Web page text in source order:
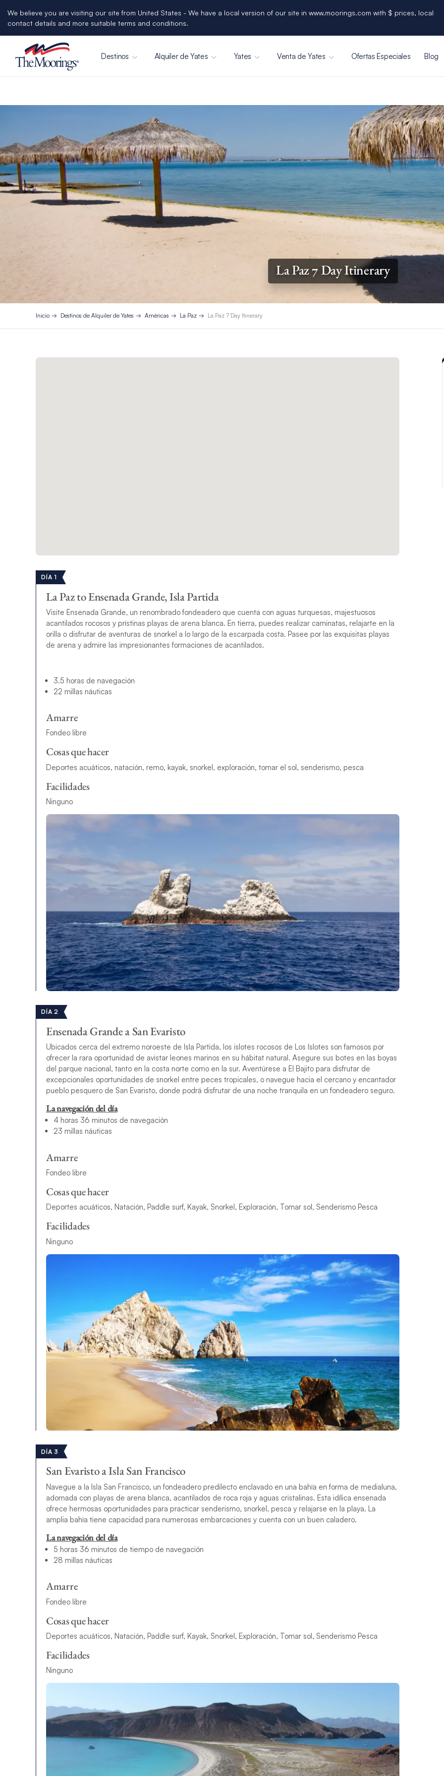
We believe you are visiting our site from United States - We have a local version of our site in www.moorings.com with $ prices, local
contact details and more suitable terms and conditions.
Destinos Alquiler de Yates Yates Venta de Yates Ofertas Especiales Blog
La Paz 7 Day Itinerary
Inicio Destinos de Alquiler de Yates Américas La Paz La Paz 7 Day Itinerary
DÍA 1
La Paz to Ensenada Grande, Isla Partida
Visite Ensenada Grande, un renombrado fondeadero que cuenta con aguas turquesas, majestuosos
acantilados rocosos y prístinas playas de arena blanca. En tierra, puedes realizar caminatas, relajarte en la
orilla o disfrutar de aventuras de snorkel a lo largo de la escarpada costa. Pasee por las exquisitas playas
de arena y admire las impresionantes formaciones de acantilados.
3.5 horas de navegación
22 millas náuticas
Amarre
Fondeo libre
Cosas que hacer
Deportes acuáticos, natación, remo, kayak, snorkel, exploración, tomar el sol, senderismo, pesca
Facilidades
Ninguno
DÍA 2
Ensenada Grande a San Evaristo
Ubicados cerca del extremo noroeste de Isla Partida, los islotes rocosos de Los Islotes son famosos por
ofrecer la rara oportunidad de avistar leones marinos en su hábitat natural. Asegure sus botes en las boyas
del parque nacional, tanto en la costa norte como en la sur. Aventúrese a El Bajito para disfrutar de
excepcionales oportunidades de snorkel entre peces tropicales, o navegue hacia el cercano y encantador
pueblo pesquero de San Evaristo, donde podrá disfrutar de una noche tranquila en un fondeadero seguro.
La navegación del día
4 horas 36 minutos de navegación
23 millas náuticas
Amarre
Fondeo libre
Cosas que hacer
Deportes acuáticos, Natación, Paddle surf, Kayak, Snorkel, Exploración, Tomar sol, Senderismo Pesca
Facilidades
Ninguno
DÍA 3
San Evaristo a Isla San Francisco
Navegue a la Isla San Francisco, un fondeadero predilecto enclavado en una bahía en forma de medialuna,
adornada con playas de arena blanca, acantilados de roca roja y aguas cristalinas. Esta idílica ensenada
ofrece hermosas oportunidades para practicar senderismo, snorkel, pesca y relajarse en la playa. La
amplia bahía tiene capacidad para numerosas embarcaciones y cuenta con un buen caladero.
La navegación del día
5 horas 36 minutos de tiempo de navegación
28 millas náuticas
Amarre
Fondeo libre
Cosas que hacer
Deportes acuáticos, Natación, Paddle surf, Kayak, Snorkel, Exploración, Tomar sol, Senderismo Pesca
Facilidades
Ninguno